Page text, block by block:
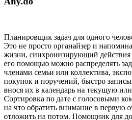
Планировщик задач для одного
Это не просто органайзер и
жизни, синхронизирующий действия
его помощью можно распределять
членами семьи или коллектива,
покупок и поручений, быстро
внося их в календарь на текущую
Сортировка по дате с голосовыми
на что обратить внимание в первую
отложить на потом. Помощник для